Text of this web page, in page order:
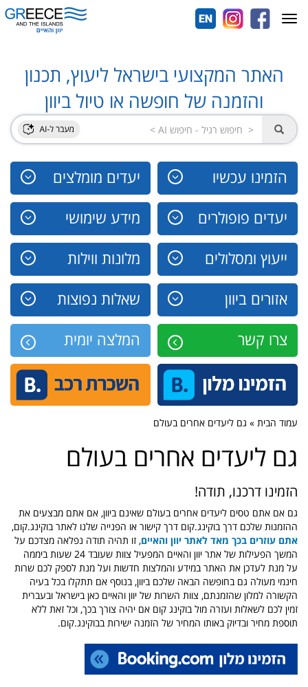
האתר המקצועי בישראל ליעוץ, תכנון
והזמנה של חופשה או טיול ביוון
הזמינו עכשיו יעדים מומלצים
יעדים פופולרים מידע שימושי
ייעוץ ומסלולים מלונות ווילות
אזורים ביוון שאלות נפוצות
צרו קשר המלצה יומית
Toggle
navigation
עמוד הבית » גם ליעדים אחרים בעולם
גם ליעדים אחרים בעולם
הזמינו דרכנו, תודה!
גם אם אתם טסים ליעדים אחרים בעולם שאינם ביוון, אם אתם מבצעים את
ההזמנות שלכם דרך בוקינג.קום דרך קישור או הפנייה שלנו לאתר בוקינג.קום,
אתם עוזרים בכך מאד לאתר יוון והאיים, זו תהיה תודה נפלאה מצדכם על
המשך הפעילות של אתר יוון והאיים המפעיל צוות שעובד 24 שעות ביממה
על מנת לעדכן את האתר במידע והמלצות חדשות ועל מנת לספק לכם שרות
חינמי מעולה גם בחופשה הבאה שלכם ביוון, בנוסף אם תתקלו בכל בעיה
הקשורה למלון שהזמנתם, צוות השרות של יוון והאיים כאן בישראל ובעברית
זמין לכם לשאלות ועזרה מול בוקינג קום אם יהיה צורך בכך, וכל זאת ללא
תוספת מחיר ובדיוק באותו המחיר של הזמנה ישירות בבוקינג.קום.